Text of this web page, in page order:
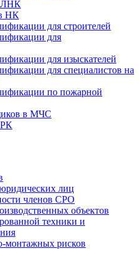
ЛНК
НК
для строителей
для
для изыскателей
для специалистов на
по пожарной
в МЧС
РК
лиц
членов СРО
объектов
техники и
монтажных рисков